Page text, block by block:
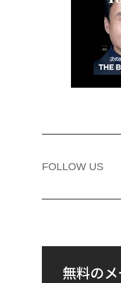
FOLLOW US
無料の